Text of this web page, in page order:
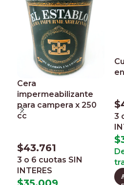
Cera
impermeabilizante
para campera x 250
cc
$43.761
3 o 6 cuotas SIN
INTERES
$
3
$